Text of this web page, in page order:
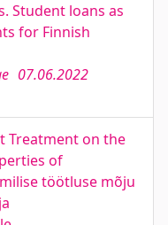
Student loans as
for Finnish
07.06.2022
Treatment on the
of
töötluse mõju